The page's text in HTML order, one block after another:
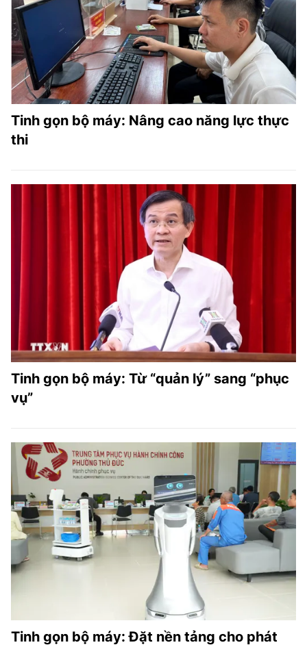
TRA CỨU PHƯỜNG XÃ
CỐNG HIẾN
BÙI XUÂN PHÁI
TIỆN ÍCH
LIÊN HỆ QUẢNG CÁO
Điện thoại: 024.38254756
MẠNG XÃ HỘI
Tinh gọn bộ máy: Nâng cao năng lực thực
thi
Tinh gọn bộ máy: Từ “quản lý” sang “phục
vụ”
Tinh gọn bộ máy: Đặt nền tảng cho phát